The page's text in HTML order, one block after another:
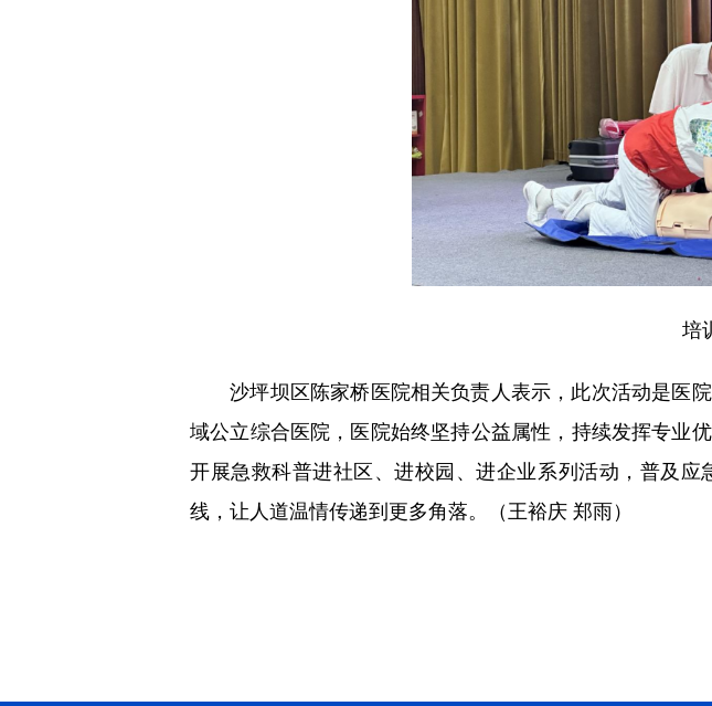
培
沙坪坝区陈家桥医院相关负责人表示，此次活动是医
域公立综合医院，医院始终坚持公益属性，持续发挥专业
开展急救科普进社区、进校园、进企业系列活动，普及
线，让人道温情传递到更多角落。（王裕庆 郑雨）